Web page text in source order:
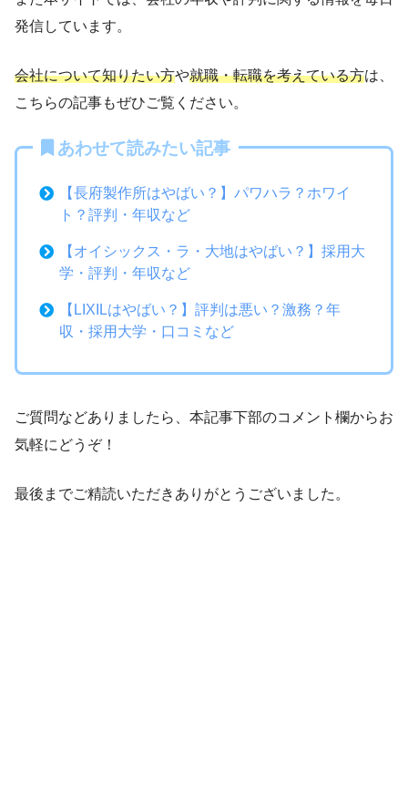
発信しています。
会社について知りたい方や就職・転職を考えている方は、
こちらの記事もぜひご覧ください。
あわせて読みたい記事
【長府製作所はやばい？】パワハラ？ホワイ
ト？評判・年収など
【オイシックス・ラ・大地はやばい？】採用大
学・評判・年収など
【LIXILはやばい？】評判は悪い？激務？年
収・採用大学・口コミなど
ご質問などありましたら、本記事下部のコメント欄からお
気軽にどうぞ！
最後までご精読いただきありがとうございました。